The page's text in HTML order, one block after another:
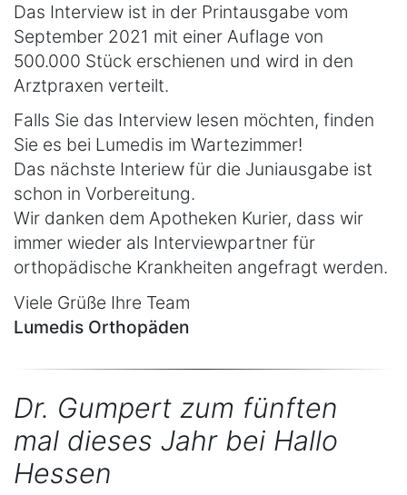
Das Interview ist in der Printausgabe vom
September 2021 mit einer Auflage von
500.000 Stück erschienen und wird in den
Arztpraxen verteilt.
Falls Sie das Interview lesen möchten, finden
Sie es bei Lumedis im Wartezimmer!
Das nächste Interiew für die Juniausgabe ist
schon in Vorbereitung.
Wir danken dem Apotheken Kurier, dass wir
immer wieder als Interviewpartner für
orthopädische Krankheiten angefragt werden.
Viele Grüße Ihre Team
Lumedis Orthopäden
Dr. Gumpert zum fünften
mal dieses Jahr bei Hallo
Hessen